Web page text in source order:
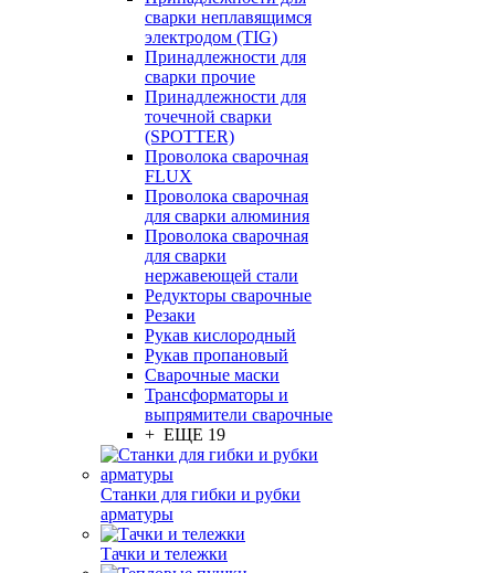
сварки неплавящимся
электродом (TIG)
Принадлежности для
сварки прочие
Принадлежности для
точечной сварки
(SPOTTER)
Проволока сварочная
FLUX
Проволока сварочная
для сварки алюминия
Проволока сварочная
для сварки
нержавеющей стали
Редукторы сварочные
Резаки
Рукав кислородный
Рукав пропановый
Сварочные маски
Трансформаторы и
выпрямители сварочные
+ ЕЩЕ 19
Станки для гибки и рубки
арматуры
Тачки и тележки